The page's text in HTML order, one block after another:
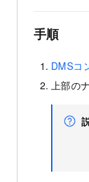
手順
DMSコ
上部の